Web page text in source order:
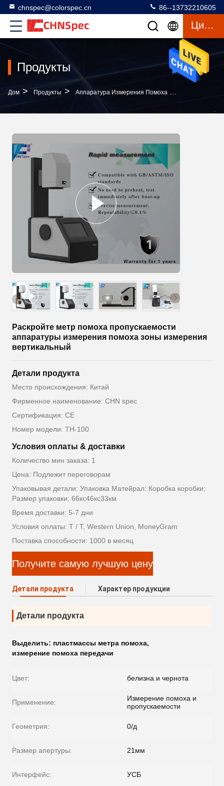
chnspec@colorspec.cn 86--13732210605
Цитата
Продукты
Дом > Продукты > Аппаратура Измерения Помоха >
Раскройте метр помоха пропускаемости
аппаратуры измерения помоха зоны измерения
вертикальный
Детали продукта
Место происхождения: Китай
Фирменное наименование: CHN spec
Сертификация: CE
Номер модели: TH-100
Условия оплаты & доставки
Количество мин заказа: 1
Цена: Подлежит переговорам
Упаковывая детали: Упаковка Матейрал: Коробка коробки;
Размер упаковки: 66кс46кс33км
Время доставки: 5-7 дни
Условия оплаты: T / T, Western Union, MoneyGram
Поставка способности: 1000 в месяц
Получите самую лучшую цену
Детали продукта Характер продукции
Детали продукта
Выделить: пластмассы метра помоха,
измерение помоха передачи
Цвет: белизна и чернота
Применение:
Измерение помоха и
пропускаемости
Геометрия: 0/д
Размер апертуры: 21мм
Интерфейс: УСБ